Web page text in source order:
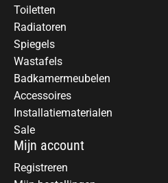
Toiletten
Radiatoren
Spiegels
Wastafels
Badkamermeubelen
Accessoires
Installatiematerialen
Sale
Mijn account
Registreren